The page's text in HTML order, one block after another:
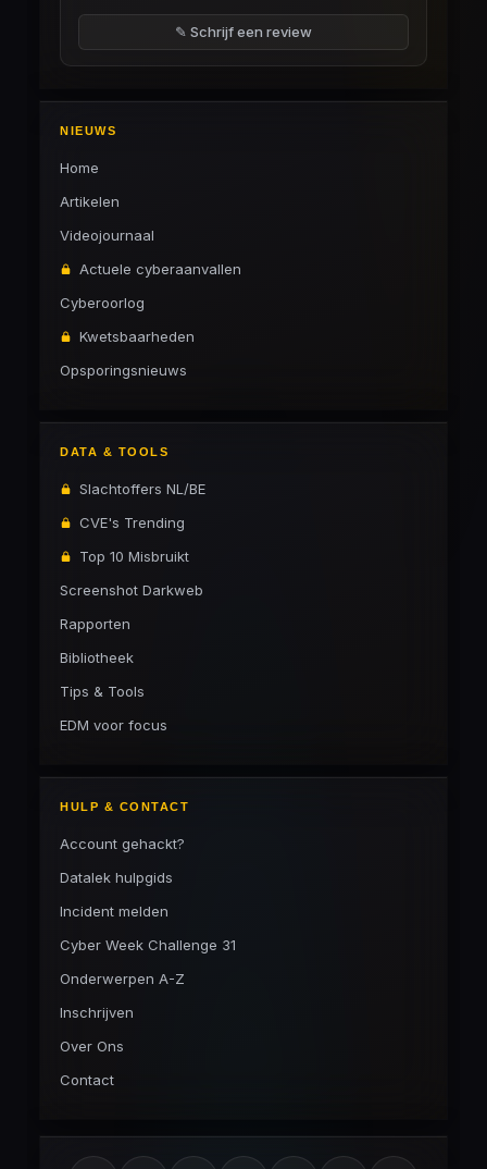
✎ Schrijf een review
NIEUWS
Home
Artikelen
Videojournaal
Actuele cyberaanvallen
Cyberoorlog
Kwetsbaarheden
Opsporingsnieuws
DATA & TOOLS
Slachtoffers NL/BE
CVE's Trending
Top 10 Misbruikt
Screenshot Darkweb
Rapporten
Bibliotheek
Tips & Tools
EDM voor focus
HULP & CONTACT
Account gehackt?
Datalek hulpgids
Incident melden
Cyber Week Challenge 31
Onderwerpen A-Z
Inschrijven
Over Ons
Contact